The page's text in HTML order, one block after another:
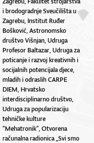
i brodogradnje Sveučilišta u
Zagrebu, Institut Ruđer
Bošković, Astronomsko
društvo Višnjan, Udruga
Profesor Baltazar, Udruga za
poticanje i razvoj kreativnih i
socijalnih potencijala djece,
mladih i odraslih CARPE
DIEM, Hrvatsko
interdisciplinarno društvo,
Udruga za popularizaciju
tehničke kulture
“Mehatronik”, Otvorena
računalna radionica „Svi smo